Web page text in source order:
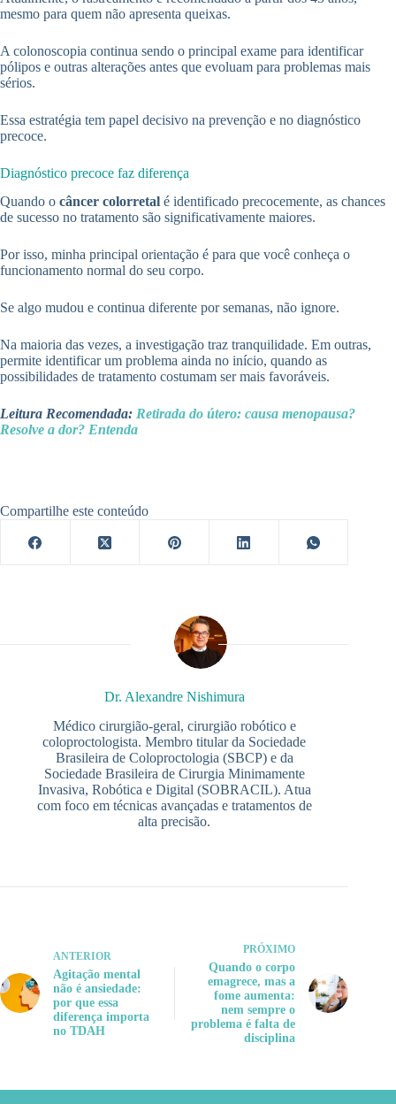
mesmo para quem não apresenta queixas.
A colonoscopia continua sendo o principal exame para identificar
pólipos e outras alterações antes que evoluam para problemas mais
sérios.
Essa estratégia tem papel decisivo na prevenção e no diagnóstico
precoce.
Diagnóstico precoce faz diferença
Quando o câncer colorretal é identificado precocemente, as chances
de sucesso no tratamento são significativamente maiores.
Por isso, minha principal orientação é para que você conheça o
funcionamento normal do seu corpo.
Se algo mudou e continua diferente por semanas, não ignore.
Na maioria das vezes, a investigação traz tranquilidade. Em outras,
permite identificar um problema ainda no início, quando as
possibilidades de tratamento costumam ser mais favoráveis.
Leitura Recomendada: Retirada do útero: causa menopausa?
Resolve a dor? Entenda
Compartilhe este conteúdo
Dr. Alexandre Nishimura
Médico cirurgião-geral, cirurgião robótico e
coloproctologista. Membro titular da Sociedade
Brasileira de Coloproctologia (SBCP) e da
Sociedade Brasileira de Cirurgia Minimamente
Invasiva, Robótica e Digital (SOBRACIL). Atua
com foco em técnicas avançadas e tratamentos de
alta precisão.
ANTERIOR
Agitação mental
não é ansiedade:
por que essa
diferença importa
no TDAH
PRÓXIMO
Quando o corpo
emagrece, mas a
fome aumenta:
nem sempre o
problema é falta de
disciplina